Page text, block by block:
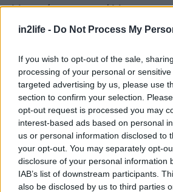
in2life - Do Not Process My
If you wish to opt-out of the sale,
processing of your personal or
targeted advertising by us, please use
section to confirm your selection.
opt-out request is processed you may
interest-based ads based on personal
us or personal information disclosed to
your opt-out. You may separately opt-
disclosure of your personal information
IAB’s list of downstream participants.
also be disclosed by us to third parties
ελληνική και με το άλλο στην
κουζίνα , στις σπεσιαλιτέ της
κιμά ή με πατάτα,
από κιμά κοτόπουλου και μια
σαλάτα, από τις καλύτερες που
Το ελληνικό section του μενού
κρεατοφαγικά μονοπάτια
γουρουνοπούλα στον φούρνο
λογαριασμός βγαίνει σταθερά
άτομο, με κρασί. Μαγεία.